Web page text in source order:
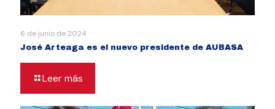
6 de junio de 2024
José Arteaga es el nuevo presidente de AUBASA
Leer más